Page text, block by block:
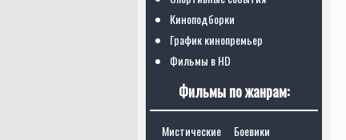
Киноподборки
График кинопремьер
Фильмы в HD
Фильмы по жанрам:
Мистические
Боевики